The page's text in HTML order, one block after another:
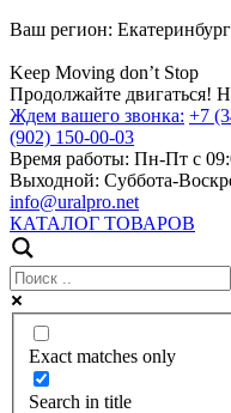
Ваш регион: Екатеринбург
Keep Moving don’t Stop
Продолжайте двигаться!
Ждем вашего звонка: +7
(902) 150-00-03
Время работы: Пн-Пт с
Выходной: Суббота-
info@uralpro.net
КАТАЛОГ ТОВАРОВ
Exact matches only
Search in title